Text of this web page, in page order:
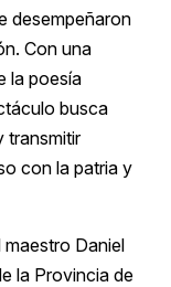
desempeñaron
Con una
la poesía
busca
transmitir
con la patria y
Daniel
la Provincia de